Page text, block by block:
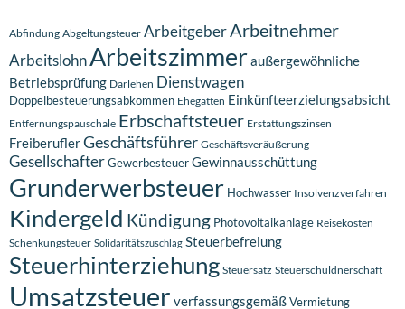
Abfindung Abgeltungsteuer ArbeitgeberArbeitnehmer
ArbeitslohnArbeitszimmeraußergewöhnliche
Betriebsprüfung Darlehen Dienstwagen
Doppelbesteuerungsabkommen Ehegatten Einkünfteerzielungsabsicht
Entfernungspauschale Erbschaftsteuer Erstattungszinsen
FreiberuflerGeschäftsführer Geschäftsveräußerung
GesellschafterGewerbesteuerGewinnausschüttung
Grunderwerbsteuer Hochwasser Insolvenzverfahren
Kindergeld Kündigung Photovoltaikanlage Reisekosten
Schenkungsteuer Solidaritätszuschlag Steuerbefreiung
Steuerhinterziehung Steuersatz Steuerschuldnerschaft
Umsatzsteuer verfassungsgemäßVermietung